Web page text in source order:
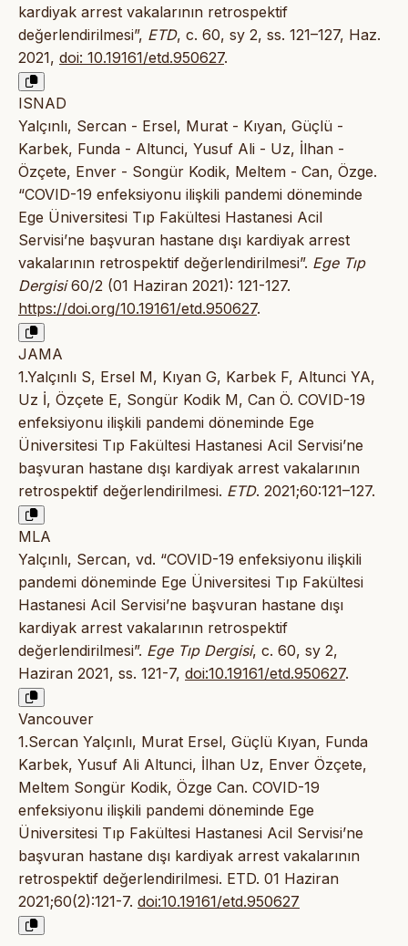
kardiyak arrest vakalarının retrospektif
değerlendirilmesi”, ETD, c. 60, sy 2, ss. 121–127, Haz.
2021, doi: 10.19161/etd.950627.
ISNAD
Yalçınlı, Sercan - Ersel, Murat - Kıyan, Güçlü -
Karbek, Funda - Altunci, Yusuf Ali - Uz, İlhan -
Özçete, Enver - Songür Kodik, Meltem - Can, Özge.
“COVID-19 enfeksiyonu ilişkili pandemi döneminde
Ege Üniversitesi Tıp Fakültesi Hastanesi Acil
Servisi’ne başvuran hastane dışı kardiyak arrest
vakalarının retrospektif değerlendirilmesi”. Ege Tıp
Dergisi60/2 (01 Haziran 2021): 121-127.
https://doi.org/10.19161/etd.950627.
JAMA
1.Yalçınlı S, Ersel M, Kıyan G, Karbek F, Altunci YA,
Uz İ, Özçete E, Songür Kodik M, Can Ö. COVID-19
enfeksiyonu ilişkili pandemi döneminde Ege
Üniversitesi Tıp Fakültesi Hastanesi Acil Servisi’ne
başvuran hastane dışı kardiyak arrest vakalarının
retrospektif değerlendirilmesi. ETD. 2021;60:121–127.
MLA
Yalçınlı, Sercan, vd. “COVID-19 enfeksiyonu ilişkili
pandemi döneminde Ege Üniversitesi Tıp Fakültesi
Hastanesi Acil Servisi’ne başvuran hastane dışı
kardiyak arrest vakalarının retrospektif
değerlendirilmesi”. Ege Tıp Dergisi, c. 60, sy 2,
Haziran 2021, ss. 121-7, doi:10.19161/etd.950627.
Vancouver
1.Sercan Yalçınlı, Murat Ersel, Güçlü Kıyan, Funda
Karbek, Yusuf Ali Altunci, İlhan Uz, Enver Özçete,
Meltem Songür Kodik, Özge Can. COVID-19
enfeksiyonu ilişkili pandemi döneminde Ege
Üniversitesi Tıp Fakültesi Hastanesi Acil Servisi’ne
başvuran hastane dışı kardiyak arrest vakalarının
retrospektif değerlendirilmesi. ETD. 01 Haziran
2021;60(2):121-7. doi:10.19161/etd.950627